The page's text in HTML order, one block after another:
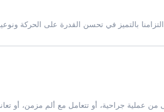
بالتميز في تحسن القدرة على الحركة
من عملية جراحية، أو تتعامل مع ألم مزمن، أو